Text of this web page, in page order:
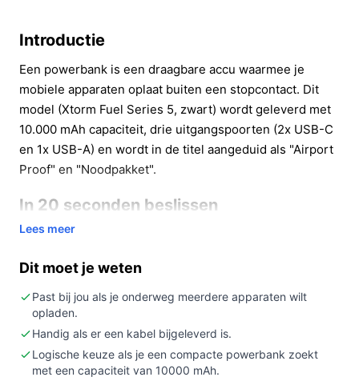
Introductie
Een powerbank is een draagbare accu waarmee je
mobiele apparaten oplaat buiten een stopcontact. Dit
model (Xtorm Fuel Series 5, zwart) wordt geleverd met
10.000 mAh capaciteit, drie uitgangspoorten (2x USB-C
en 1x USB-A) en wordt in de titel aangeduid als "Airport
Proof" en "Noodpakket".
In 20 seconden beslissen
Kopen als:
apparaten en een capaciteit van rond 10.000 mAh.
Niet kopen als:je draadloos opladen of een
ingebouwde zaklamp nodig hebt; die functies
ontbreken volgens de specificaties.
Belangrijkste check: controleer het exacte
Lees meer
Dit moet je weten
Past bij jou als je onderweg meerdere apparaten wilt
opladen.
Handig als er een kabel bijgeleverd is.
Logische keuze als je een compacte powerbank zoekt
met een capaciteit van 10000 mAh.